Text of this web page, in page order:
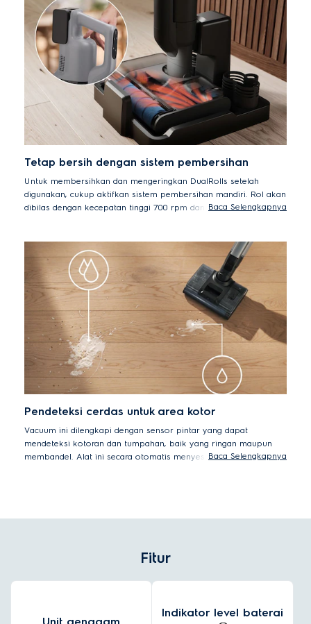
* Berdasarkan pengujian internal sesuai standar IEC62885-4, yang
mengukur seberapa baik alat ini menyedot kotoran dari celah-celah.
** Waktu penggunaan dihitung berdasarkan pengujian internal sesuai
ASTM/IEC 62885-6. Area cakupan diukur menggunakan standar
pengujian internal Electrolux. Tangki air harus diisi ulang setelah 25
Tetap bersih dengan sistem pembersihan
Untuk membersihkan dan mengeringkan DualRolls setelah
digunakan, cukup aktifkan sistem pembersihan mandiri. Rol akan
dibilas dengan kecepatan tinggi 700 rpm dan dikeringkan pada
Baca Selengkapnya
Pendeteksi cerdas untuk area kotor
Vacuum ini dilengkapi dengan sensor pintar yang dapat
mendeteksi kotoran dan tumpahan, baik yang ringan maupun
membandel. Alat ini secara otomatis menyesuaikan tingkat daya
Baca Selengkapnya
Fitur
Indikator level baterai